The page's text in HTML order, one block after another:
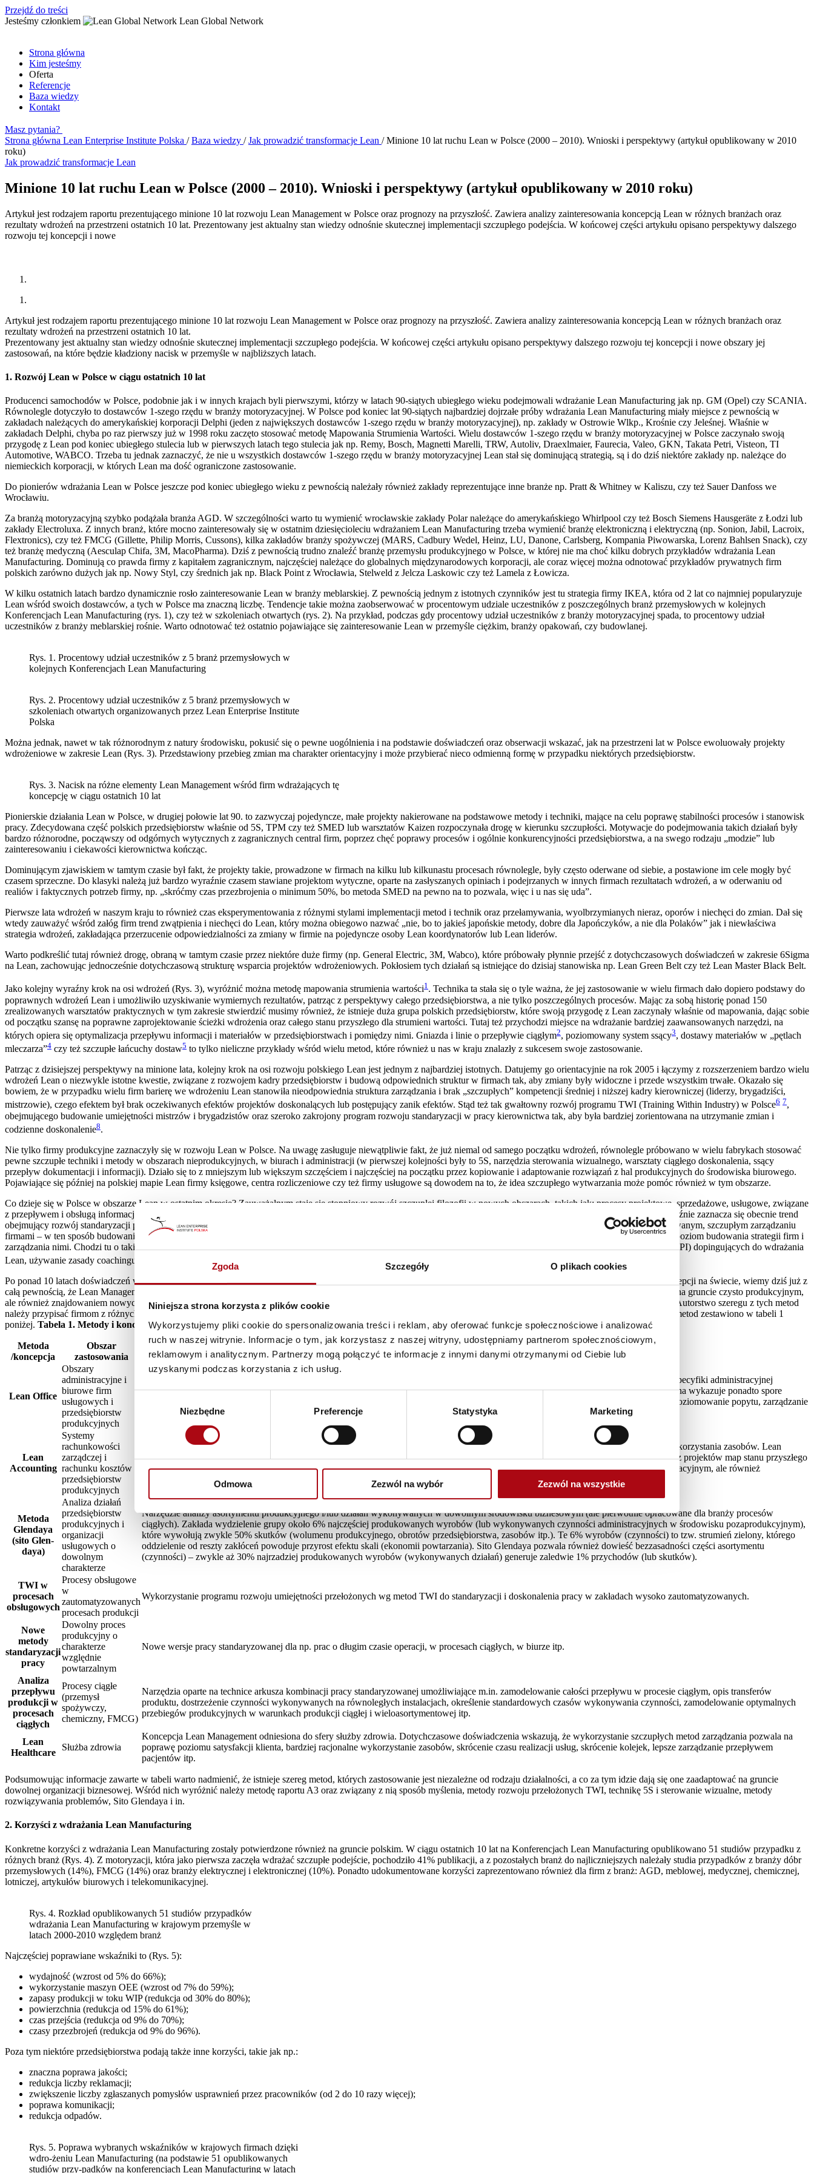
Zgoda Szczegóły O plikach cookies
Niniejsza strona korzysta z plików cookie
Wykorzystujemy pliki cookie do spersonalizowania treści i reklam, aby oferować funkcje społecznościowe i analizować
ruch w naszej witrynie. Informacje o tym, jak korzystasz z naszej witryny, udostępniamy partnerom społecznościowym,
reklamowym i analitycznym. Partnerzy mogą połączyć te informacje z innymi danymi otrzymanymi od Ciebie lub
uzyskanymi podczas korzystania z ich usług.
Niezbędne Preferencje Statystyka Marketing
Odmowa Zezwól na wybór Zezwól na wszystkie
Przejdź do treści
Jesteśmy członkiem
Lean Global Network
Strona główna
Kim jesteśmy
Oferta
Referencje
Baza wiedzy
Kontakt
Masz pytania?
Strona główna Lean Enterprise Institute Polska /Baza wiedzy /Jak prowadzić transformacje Lean /Minione 10 lat ruchu Lean w Polsce (2000 – 2010). Wnioski i perspektywy (artykuł opublikowany w 2010
roku)
Jak prowadzić transformacje Lean
Minione 10 lat ruchu Lean w Polsce (2000 – 2010). Wnioski i perspektywy (artykuł opublikowany w 2010 roku)
Artykuł jest rodzajem raportu prezentującego minione 10 lat rozwoju Lean Management w Polsce oraz prognozy na przyszłość. Zawiera analizy zainteresowania koncepcją Lean w różnych branżach oraz
rezultaty wdrożeń na przestrzeni ostatnich 10 lat. Prezentowany jest aktualny stan wiedzy odnośnie skutecznej implementacji szczupłego podejścia. W końcowej części artykułu opisano perspektywy dalszego
rozwoju tej koncepcji i nowe
Artykuł jest rodzajem raportu prezentującego minione 10 lat rozwoju Lean Management w Polsce oraz prognozy na przyszłość. Zawiera analizy zainteresowania koncepcją Lean w różnych branżach oraz
rezultaty wdrożeń na przestrzeni ostatnich 10 lat.
Prezentowany jest aktualny stan wiedzy odnośnie skutecznej implementacji szczupłego podejścia. W końcowej części artykułu opisano perspektywy dalszego rozwoju tej koncepcji i nowe obszary jej
zastosowań, na które będzie kładziony nacisk w przemyśle w najbliższych latach.
1. Rozwój Lean w Polsce w ciągu ostatnich 10 lat
Producenci samochodów w Polsce, podobnie jak i w innych krajach byli pierwszymi, którzy w latach 90-siątych ubiegłego wieku podejmowali wdrażanie Lean Manufacturing jak np. GM (Opel) czy SCANIA.
Równolegle dotyczyło to dostawców 1-szego rzędu w branży motoryzacyjnej. W Polsce pod koniec lat 90-siątych najbardziej dojrzałe próby wdrażania Lean Manufacturing miały miejsce z pewnością w
zakładach należących do amerykańskiej korporacji Delphi (jeden z największych dostawców 1-szego rzędu w branży motoryzacyjnej), np. zakłady w Ostrowie Wlkp., Krośnie czy Jeleśnej. Właśnie w
zakładach Delphi, chyba po raz pierwszy już w 1998 roku zaczęto stosować metodę Mapowania Strumienia Wartości. Wielu dostawców 1-szego rzędu w branży motoryzacyjnej w Polsce zaczynało swoją
przygodę z Lean pod koniec ubiegłego stulecia lub w pierwszych latach tego stulecia jak np. Remy, Bosch, Magnetti Marelli, TRW, Autoliv, Draexlmaier, Faurecia, Valeo, GKN, Takata Petri, Visteon, TI
Automotive, WABCO. Trzeba tu jednak zaznaczyć, że nie u wszystkich dostawców 1-szego rzędu w branży motoryzacyjnej Lean stał się dominującą strategią, są i do dziś niektóre zakłady np. należące do
niemieckich korporacji, w których Lean ma dość ograniczone zastosowanie.
Do pionierów wdrażania Lean w Polsce jeszcze pod koniec ubiegłego wieku z pewnością należały również zakłady reprezentujące inne branże np. Pratt & Whitney w Kaliszu, czy też Sauer Danfoss we
Wrocławiu.
Za branżą motoryzacyjną szybko podążała branża AGD. W szczególności warto tu wymienić wrocławskie zakłady Polar należące do amerykańskiego Whirlpool czy też Bosch Siemens Hausgeräte z Łodzi lub
zakłady Electroluxa. Z innych branż, które mocno zainteresowały się w ostatnim dziesięcioleciu wdrażaniem Lean Manufacturing trzeba wymienić branżę elektroniczną i elektryczną (np. Sonion, Jabil, Lacroix,
Flextronics), czy też FMCG (Gillette, Philip Morris, Cussons), kilka zakładów branży spożywczej (MARS, Cadbury Wedel, Heinz, LU, Danone, Carlsberg, Kompania Piwowarska, Lorenz Bahlsen Snack), czy
też branżę medyczną (Aesculap Chifa, 3M, MacoPharma). Dziś z pewnością trudno znaleźć branżę przemysłu produkcyjnego w Polsce, w której nie ma choć kilku dobrych przykładów wdrażania Lean
Manufacturing. Dominują co prawda firmy z kapitałem zagranicznym, najczęściej należące do globalnych międzynarodowych korporacji, ale coraz więcej można odnotować przykładów prywatnych firm
polskich zarówno dużych jak np. Nowy Styl, czy średnich jak np. Black Point z Wrocławia, Stelweld z Jelcza Laskowic czy też Lamela z Łowicza.
W kilku ostatnich latach bardzo dynamicznie rosło zainteresowanie Lean w branży meblarskiej. Z pewnością jednym z istotnych czynników jest tu strategia firmy IKEA, która od 2 lat co najmniej popularyzuje
Lean wśród swoich dostawców, a tych w Polsce ma znaczną liczbę. Tendencje takie można zaobserwować w procentowym udziale uczestników z poszczególnych branż przemysłowych w kolejnych
Konferencjach Lean Manufacturing (rys. 1), czy też w szkoleniach otwartych (rys. 2). Na przykład, podczas gdy procentowy udział uczestników z branży motoryzacyjnej spada, to procentowy udział
uczestników z branży meblarskiej rośnie. Warto odnotować też ostatnio pojawiające się zainteresowanie Lean w przemyśle ciężkim, branży opakowań, czy budowlanej.
Rys. 1. Procentowy udział uczestników z 5 branż przemysłowych w
kolejnych Konferencjach Lean Manufacturing
Rys. 2. Procentowy udział uczestników z 5 branż przemysłowych w
szkoleniach otwartych organizowanych przez Lean Enterprise Institute
Polska
Można jednak, nawet w tak różnorodnym z natury środowisku, pokusić się o pewne uogólnienia i na podstawie doświadczeń oraz obserwacji wskazać, jak na przestrzeni lat w Polsce ewoluowały projekty
wdrożeniowe w zakresie Lean (Rys. 3). Przedstawiony przebieg zmian ma charakter orientacyjny i może przybierać nieco odmienną formę w przypadku niektórych przedsiębiorstw.
Rys. 3. Nacisk na różne elementy Lean Management wśród firm wdrażających tę
koncepcję w ciągu ostatnich 10 lat
Pionierskie działania Lean w Polsce, w drugiej połowie lat 90. to zazwyczaj pojedyncze, małe projekty nakierowane na podstawowe metody i techniki, mające na celu poprawę stabilności procesów i stanowisk
pracy. Zdecydowana część polskich przedsiębiorstw właśnie od 5S, TPM czy też SMED lub warsztatów Kaizen rozpoczynała drogę w kierunku szczupłości. Motywacje do podejmowania takich działań były
bardzo różnorodne, począwszy od odgórnych wytycznych z zagranicznych central firm, poprzez chęć poprawy procesów i ogólnie konkurencyjności przedsiębiorstwa, a na swego rodzaju „modzie” lub
zainteresowaniu i ciekawości kierownictwa kończąc.
Dominującym zjawiskiem w tamtym czasie był fakt, że projekty takie, prowadzone w firmach na kilku lub kilkunastu procesach równolegle, były często oderwane od siebie, a postawione im cele mogły być
czasem sprzeczne. Do klasyki należą już bardzo wyraźnie czasem stawiane projektom wytyczne, oparte na zasłyszanych opiniach i podejrzanych w innych firmach rezultatach wdrożeń, a w oderwaniu od
realiów i faktycznych potrzeb firmy, np. „skróćmy czas przezbrojenia o minimum 50%, bo metoda SMED na pewno na to pozwala, więc i u nas się uda”.
Pierwsze lata wdrożeń w naszym kraju to również czas eksperymentowania z różnymi stylami implementacji metod i technik oraz przełamywania, wyolbrzymianych nieraz, oporów i niechęci do zmian. Dał się
wtedy zauważyć wśród załóg firm trend zwątpienia i niechęci do Lean, który można obiegowo nazwać „nie, bo to jakieś japońskie metody, dobre dla Japończyków, a nie dla Polaków” jak i niewłaściwa
strategia wdrożeń, zakładająca przerzucenie odpowiedzialności za zmiany w firmie na pojedyncze osoby Lean koordynatorów lub Lean liderów.
Warto podkreślić tutaj również drogę, obraną w tamtym czasie przez niektóre duże firmy (np. General Electric, 3M, Wabco), które próbowały płynnie przejść z dotychczasowych doświadczeń w zakresie 6Sigma
na Lean, zachowując jednocześnie dotychczasową strukturę wsparcia projektów wdrożeniowych. Pokłosiem tych działań są istniejące do dzisiaj stanowiska np. Lean Green Belt czy też Lean Master Black Belt.
Jako kolejny wyraźny krok na osi wdrożeń (Rys. 3), wyróżnić można metodę mapowania strumienia wartości1. Technika ta stała się o tyle ważna, że jej zastosowanie w wielu firmach dało dopiero podstawy do
poprawnych wdrożeń Lean i umożliwiło uzyskiwanie wymiernych rezultatów, patrząc z perspektywy całego przedsiębiorstwa, a nie tylko poszczególnych procesów. Mając za sobą historię ponad 150
zrealizowanych warsztatów praktycznych w tym zakresie stwierdzić musimy również, że istnieje duża grupa polskich przedsiębiorstw, które swoją przygodę z Lean zaczynały właśnie od mapowania, dając sobie
od początku szansę na poprawne zaprojektowanie ścieżki wdrożenia oraz całego stanu przyszłego dla strumieni wartości. Tutaj też przychodzi miejsce na wdrażanie bardziej zaawansowanych narzędzi, na
których opiera się optymalizacja przepływu informacji i materiałów w przedsiębiorstwach i pomiędzy nimi. Gniazda i linie o przepływie ciągłym2, poziomowany system ssący3, dostawy materiałów w „pętlach
mleczarza”4 czy też szczupłe łańcuchy dostaw5 to tylko nieliczne przykłady wśród wielu metod, które również u nas w kraju znalazły z sukcesem swoje zastosowanie.
Patrząc z dzisiejszej perspektywy na minione lata, kolejny krok na osi rozwoju polskiego Lean jest jednym z najbardziej istotnych. Datujemy go orientacyjnie na rok 2005 i łączymy z rozszerzeniem bardzo wielu
wdrożeń Lean o niezwykle istotne kwestie, związane z rozwojem kadry przedsiębiorstw i budową odpowiednich struktur w firmach tak, aby zmiany były widoczne i przede wszystkim trwałe. Okazało się
bowiem, że w przypadku wielu firm barierę we wdrożeniu Lean stanowiła nieodpowiednia struktura zarządzania i brak „szczupłych” kompetencji średniej i niższej kadry kierowniczej (liderzy, brygadziści,
mistrzowie), czego efektem był brak oczekiwanych efektów projektów doskonalących lub postępujący zanik efektów. Stąd też tak gwałtowny rozwój programu TWI (Training Within Industry) w Polsce6 7,
obejmującego budowanie umiejętności mistrzów i brygadzistów oraz szeroko zakrojony program rozwoju standaryzacji w pracy kierownictwa tak, aby była bardziej zorientowana na utrzymanie zmian i
codzienne doskonalenie8.
Nie tylko firmy produkcyjne zaznaczyły się w rozwoju Lean w Polsce. Na uwagę zasługuje niewątpliwie fakt, że już niemal od samego początku wdrożeń, równolegle próbowano w wielu fabrykach stosować
pewne szczupłe techniki i metody w obszarach nieprodukcyjnych, w biurach i administracji (w pierwszej kolejności były to 5S, narzędzia sterowania wizualnego, warsztaty ciągłego doskonalenia, ssący
przepływ dokumentacji i informacji). Działo się to z mniejszym lub większym szczęściem i najczęściej na początku przez kopiowanie i adaptowanie rozwiązań z hal produkcyjnych do środowiska biurowego.
Pojawiające się później na polskiej mapie Lean firmy księgowe, centra rozliczeniowe czy też firmy usługowe są dowodem na to, że idea szczupłego wytwarzania może pomóc również w tym obszarze.
Co dzieje się w Polsce w obszarze Lean w ostatnim okresie? Zauważalnym staje się stopniowy rozwój szczupłej filozofii w nowych obszarach, takich jak: procesy projektowe, sprzedażowe, usługowe, związane
z przepływem i obsługą informacji. Z optymizmem witamy również pierwsze oznaki zainteresowania koncepcją Lean w służbie zdrowia. Wracając do firm produkcyjnych wyraźnie zaznacza się obecnie trend
obejmujący rozwój standaryzacji pracy kierownictwa firm, i to nie tylko na niskim i średnim poziomie zarządzania, ale również tym najwyższym. Mówi się wręcz o standaryzowanym, szczupłym zarządzaniu
firmami – w ten sposób budowanie stabilności procesów przeniosło się z szeregowych stanowisk produkcyjnych, od podstawowych metod Lean, na najwyższy szczebel, czyli poziom budowania strategii firm i
zarządzania nimi. Chodzi tu o takie metody jak proces codziennego doskonalenia, ustrukturyzowane, co-zmianowe spotkania przy tablicach obszarów, ustalanie wskaźników (KPI) dopingujących do wdrażania
Lean, używanie zasady coachingu w relacjach przełożony-podwładny, stosowanie metody raportu A3
, narzucającego sposób myślenia wg schematu PDCA.
Po ponad 10 latach doświadczeń w propagowaniu i wdrażaniu koncepcji Lean Management w Polsce, jak również dzięki naszej obecności w głównym nurcie rozwoju tej koncepcji na świecie, wiemy dziś już z
całą pewnością, że Lean Management nie jest wyłączną własnością, czy domeną Toyoty. Okres ostatnich kilkunastu lat cechował się nie tylko adaptacją istniejących rozwiązań na gruncie czysto produkcyjnym,
ale również znajdowaniem nowych obszarów zastosowania oraz rozwojem zupełnie nowych narzędzi i koncepcji wspierających zarządzanie w myśl zasad Lean Management. Autorstwo szeregu z tych metod
należy przypisać firmom z różnych branż, również znacząca jest tu rola ekspertów współpracujących w ramach Lean Global Network (www.leanglobal.org). Przykłady takich metod zestawiono w tabeli 1
poniżej. Tabela 1. Metody i koncepcje, rozwinięte na świecie w ciągu ostatnich 10 lat, a rozszerzające zestaw tradycyjnych metod i narzędzi Lean Manufacturing
Metoda
/koncepcja
Obszar
zastosowania
Charakterystyka
Lean Office
Obszary
administracyjne i
biurowe firm
usługowych i
przedsiębiorstw
produkcyjnych
Przeniesienie rozwiązań Lean Manufacturing na grunt pozaprodukcyjny. Szereg metod i narzędzi daje się z powodzeniem zaadaptować do specyfiki administracyjnej
(mapowanie procesów, eliminacja marnotrawstwa, 5S, standaryzacja, sterowanie wizualne, rozwiązywanie problemów). Sfera administracyjna wykazuje ponadto spore
podobieństwo (a zarazem i potrzebę) w zakresie adaptacji istniejących rozwiązań inżynierii przemysłowej obecnych w Lean Management (poziomowanie popytu, zarządzanie
priorytetami w przepływie pracy, równoważenie tempa pracy itp.)
Lean
Accounting
Systemy
rachunkowości
zarządczej i
rachunku kosztów
przedsiębiorstw
produkcyjnych
Alternatywny system pomiaru efektywności oparty na procesowym rachunku kosztów strumienia wartości połączonym z analizą stopnia wykorzystania zasobów. Lean
Accounting wspiera podejmowanie decyzji, które są zorientowane na wdrażanie Lean Manufacturing. Pozwala ocenić korzyści wynikające z projektów map stanu przyszłego
oraz ocenić wyniki wdrożenia poszczególnych metod i technik Lean Management. Postuluje ocenę efektywności w wymiarze nie tylko operacyjnym, ale również
Metoda
Glendaya
(sito Glen-
daya)
Analiza działań
przedsiębiorstw
produkcyjnych i
organizacji
usługowych o
dowolnym
charakterze
Narzędzie analizy asortymentu produkcyjnego i/lub działań wykonywanych w dowolnym środowisku biznesowym (ale pierwotnie opracowane dla branży procesów
ciągłych). Zakłada wydzielenie grupy około 6% najczęściej produkowanych wyrobów (lub wykonywanych czynności administracyjnych w środowisku pozaprodukcyjnym),
które wywołują zwykle 50% skutków (wolumenu produkcyjnego, obrotów przedsiębiorstwa, zasobów itp.). Te 6% wyrobów (czynności) to tzw. strumień zielony, którego
oddzielenie od reszty zakłóceń powoduje przyrost efektu skali (ekonomii powtarzania). Sito Glendaya pozwala również dowieść bezzasadności części asortymentu
(czynności) – zwykle aż 30% najrzadziej produkowanych wyrobów (wykonywanych działań) generuje zaledwie 1% przychodów (lub skutków).
TWI w
procesach
obsługowych
Procesy obsługowe
w
zautomatyzowanych
procesach produkcji
Wykorzystanie programu rozwoju umiejętności przełożonych wg metod TWI do standaryzacji i doskonalenia pracy w zakładach wysoko zautomatyzowanych.
Nowe
metody
standaryzacji
pracy
Dowolny proces
produkcyjny o
charakterze
względnie
powtarzalnym
Nowe wersje pracy standaryzowanej dla np. prac o długim czasie operacji, w procesach ciągłych, w biurze itp.
Analiza
przepływu
produkcji w
procesach
ciągłych
Procesy ciągłe
(przemysł
spożywczy,
chemiczny, FMCG)
Narzędzia oparte na technice arkusza kombinacji pracy standaryzowanej umożliwiające m.in. zamodelowanie całości przepływu w procesie ciągłym, opis transferów
produktu, dostrzeżenie czynności wykonywanych na równoległych instalacjach, określenie standardowych czasów wykonywania czynności, zamodelowanie optymalnych
przebiegów produkcyjnych w warunkach produkcji ciągłej i wieloasortymentowej itp.
Lean
Healthcare
Służba zdrowia
Koncepcja Lean Management odniesiona do sfery służby zdrowia. Dotychczasowe doświadczenia wskazują, że wykorzystanie szczupłych metod zarządzania pozwala na
poprawę poziomu satysfakcji klienta, bardziej racjonalne wykorzystanie zasobów, skrócenie czasu realizacji usług, skrócenie kolejek, lepsze zarządzanie przepływem
pacjentów itp.
Podsumowując informacje zawarte w tabeli warto nadmienić, że istnieje szereg metod, których zastosowanie jest niezależne od rodzaju działalności, a co za tym idzie dają się one zaadaptować na gruncie
dowolnej organizacji biznesowej. Wśród nich wyróżnić należy metodę raportu A3 oraz związany z nią sposób myślenia, metody rozwoju przełożonych TWI, technikę 5S i sterowanie wizualne, metody
rozwiązywania problemów, Sito Glendaya i in.
2. Korzyści z wdrażania Lean Manufacturing
Konkretne korzyści z wdrażania Lean Manufacturing zostały potwierdzone również na gruncie polskim. W ciągu ostatnich 10 lat na Konferencjach Lean Manufacturing opublikowano 51 studiów przypadku z
różnych branż (Rys. 4). Z motoryzacji, która jako pierwsza zaczęła wdrażać szczupłe podejście, pochodziło 41% publikacji, a z pozostałych branż do najliczniejszych należały studia przypadków z branży dóbr
przemysłowych (14%), FMCG (14%) oraz branży elektrycznej i elektronicznej (10%). Ponadto udokumentowane korzyści zaprezentowano również dla firm z branż: AGD, meblowej, medycznej, chemicznej,
lotniczej, artykułów biurowych i telekomunikacyjnej.
Rys. 4. Rozkład opublikowanych 51 studiów przypadków
wdrażania Lean Manufacturing w krajowym przemyśle w
latach 2000-2010 względem branż
Najczęściej poprawiane wskaźniki to (Rys. 5):
wydajność (wzrost od 5% do 66%);
wykorzystanie maszyn OEE (wzrost od 7% do 59%);
zapasy produkcji w toku WIP (redukcja od 30% do 80%);
powierzchnia (redukcja od 15% do 61%);
czas przejścia (redukcja od 9% do 70%);
czasy przezbrojeń (redukcja od 9% do 96%).
Poza tym niektóre przedsiębiorstwa podają także inne korzyści, takie jak np.:
znaczna poprawa jakości;
redukcja liczby reklamacji;
zwiększenie liczby zgłaszanych pomysłów usprawnień przez pracowników (od 2 do 10 razy więcej);
poprawa komunikacji;
redukcja odpadów.
Rys. 5. Poprawa wybranych wskaźników w krajowych firmach dzięki
wdro-żeniu Lean Manufacturing (na podstawie 51 opublikowanych
studiów przy-padków na konferencjach Lean Manufacturing w latach